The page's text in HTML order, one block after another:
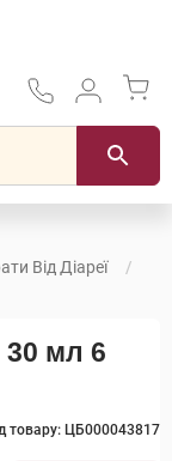
Від Діареї
30 мл 6
товару: ЦБ000043817